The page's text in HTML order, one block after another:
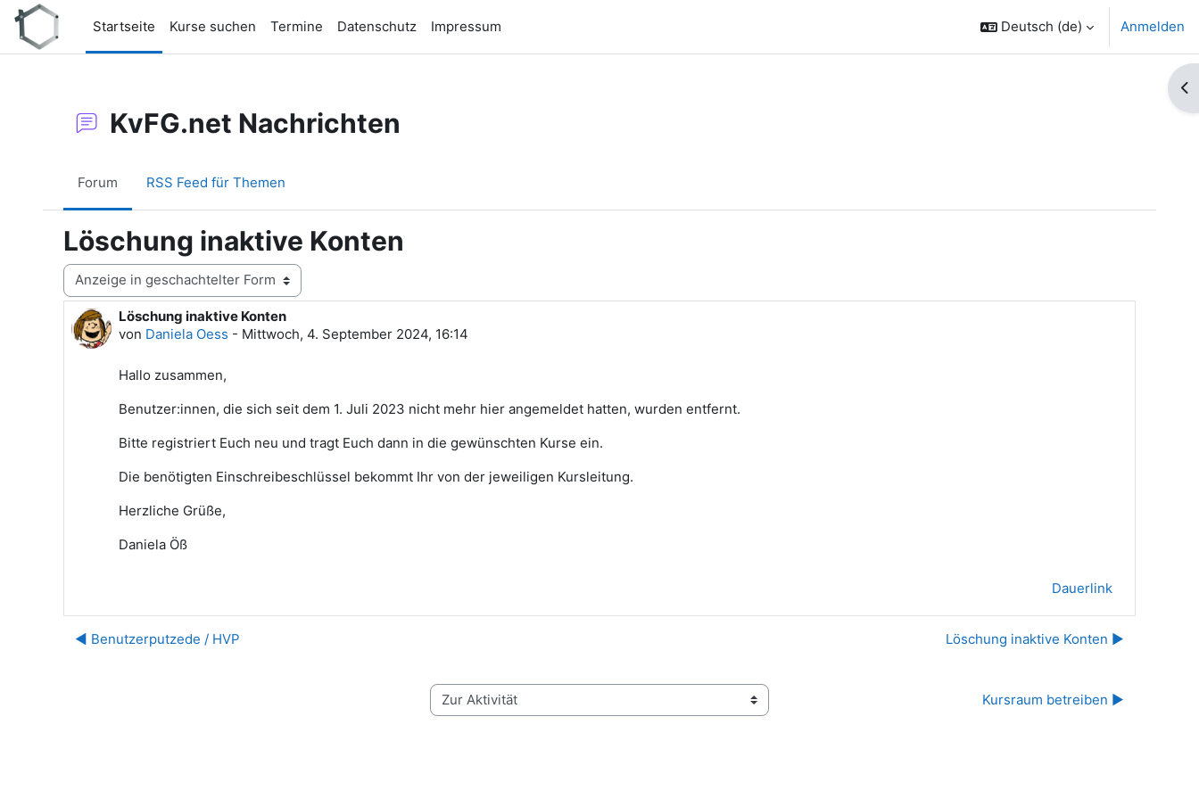
Zum Hauptinhalt
Startseite
Kurse suchen Termine Datenschutz Impressum Deutsch ‎(de)‎ Anmelden
KvFG.net Nachrichten
Forum RSS Feed für Themen
Löschung inaktive Konten
Anzeigemodus
Löschung inaktive Konten
von Daniela Oess - Mittwoch, 4. September 2024, 16:14
Anzahl Antworten: 0
Hallo zusammen,
Benutzer:innen, die sich seit dem 1. Juli 2023 nicht mehr hier angemeldet hatten, wurden entfernt.
Bitte registriert Euch neu und tragt Euch dann in die gewünschten Kurse ein.
Die benötigten Einschreibeschlüssel bekommt Ihr von der jeweiligen Kursleitung.
Herzliche Grüße,
Daniela Öß
Dauerlink
◀︎ Benutzerputzede / HVP Löschung inaktive Konten ▶︎
Zur Aktivität Kursraum betreiben ▶︎